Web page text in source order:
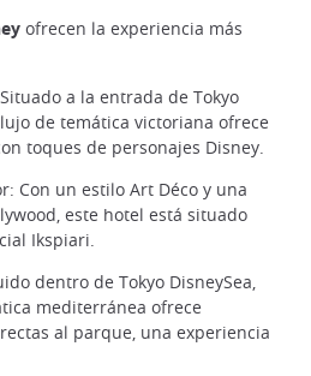
ofrecen la experiencia más
a la entrada de Tokyo
de temática victoriana ofrece
toques de personajes Disney.
Con un estilo Art Déco y una
este hotel está situado
Ikspiari.
dentro de Tokyo DisneySea,
mediterránea ofrece
al parque, una experiencia